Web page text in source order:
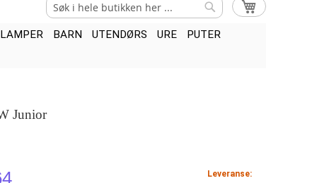
Min handlekurv
Søk
LAMPER BARN UTENDØRS URE PUTER
Junior
Leveranse: